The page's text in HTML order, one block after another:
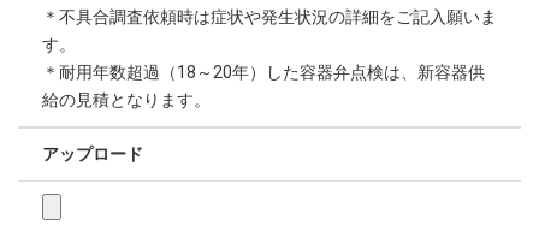
＊不具合調査依頼時は症状や発生状況の詳細をご記入願いま
す。
＊耐用年数超過（18～20年）した容器弁点検は、新容器供
給の見積となります。
アップロード